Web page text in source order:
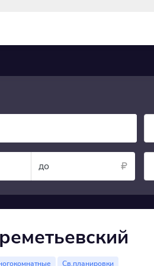
до
Св.планировки